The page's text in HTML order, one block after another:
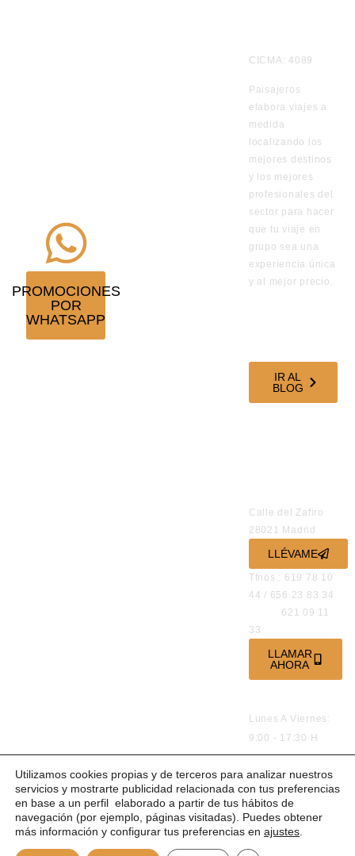
PROMOCIONES
POR
WHATSAPP
CICMA: 4089
Paisajeros
elabora viajes a
medida
localizando los
mejores destinos
y los mejores
profesionales del
sector para hacer
que tu viaje en
grupo sea una
experiencia única
y al mejor precio.
IR AL
BLOG
Calle del Zafiro
28021 Madrid
LLÉVAME
Tfnos.: 619 78 10
44 / 656 23 83 34
621 09 11
33
LLAMAR
AHORA
Lunes A Viernes:
9:00 - 17:30 H
Hecha a mano y con mucho
UNBUENPLAN
© Paisajeros 2026
Aviso legal
Política de privacidad
Política de cookies
Utilizamos cookies propias y de terceros para analizar nuestros
servicios y mostrarte publicidad relacionada con tus preferencias
en base a un perfil elaborado a partir de tus hábitos de
navegación (por ejemplo, páginas visitadas). Puedes obtener
más información y configurar tus preferencias en ajustes